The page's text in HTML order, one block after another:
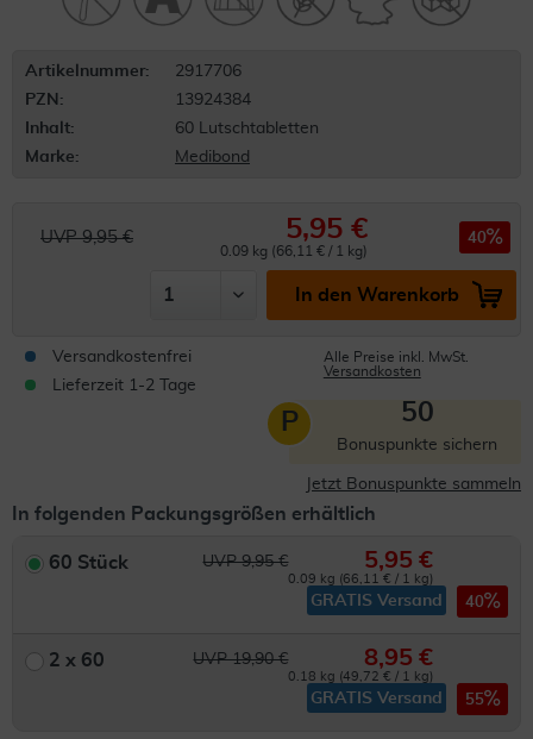
Artikelnummer:
2917706
PZN:
13924384
Inhalt:
60 Lutschtabletten
Marke:
Medibond
UVP 9,95 € 5,95 €
0.09 kg (66,11 € / 1 kg)
40
In den Warenkorb
Versandkostenfrei
Lieferzeit 1-2 Tage
Alle Preise inkl. MwSt.
Versandkosten
P 50
Bonuspunkte sichern
Jetzt Bonuspunkte sammeln
In folgenden Packungsgrößen erhältlich
60 Stück UVP 9,95 € 5,95 €
0.09 kg (66,11 € / 1 kg)
GRATIS Versand 40
2 x 60 UVP 19,90 € 8,95 €
0.18 kg (49,72 € / 1 kg)
GRATIS Versand 55